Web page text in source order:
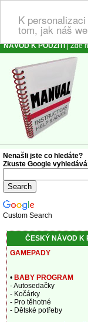
K
tom, jak náš
NÁVOD K POUŽITÍ| Zde
Nenašli jste co hledáte?
Zkuste Google
Custom Search
ČESKÝ NÁVOD K
GAMEPADY
• BABY PROGRAM
- Autosedačky
- Kočárky
- Pro těhotné
- Dětské potřeby